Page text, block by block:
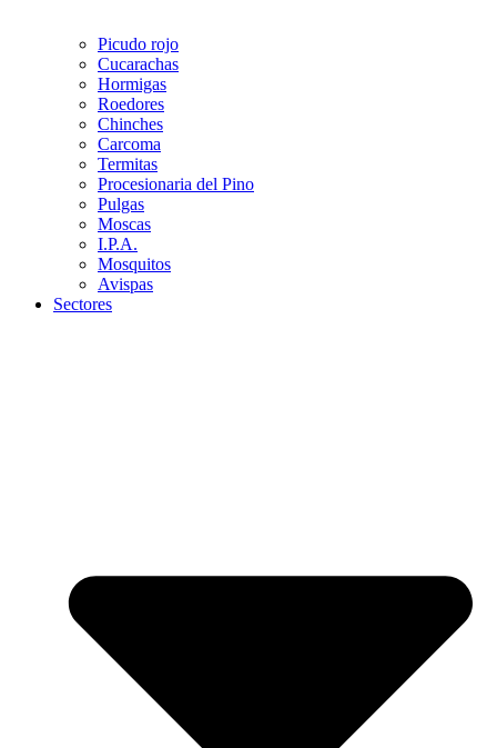
Picudo rojo
Cucarachas
Hormigas
Roedores
Chinches
Carcoma
Termitas
Procesionaria del Pino
Pulgas
Moscas
I.P.A.
Mosquitos
Avispas
Sectores